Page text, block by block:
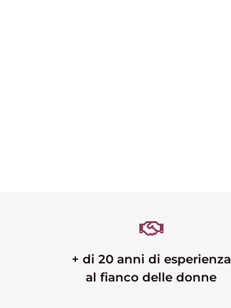
+ di 20 anni di esperienza
al fianco delle donne